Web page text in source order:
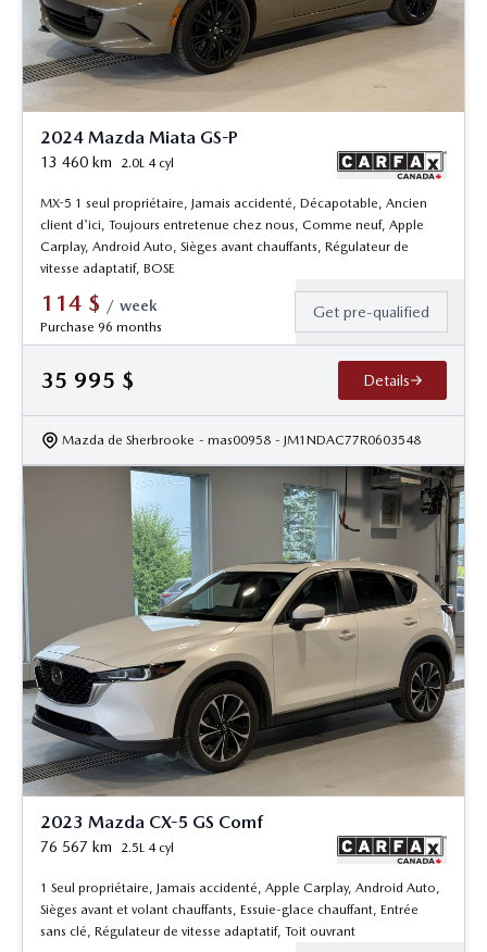
2024 Mazda Miata GS-P
13 460 km 2.0L 4 cyl
MX-5 1 seul propriétaire, Jamais accidenté, Décapotable, Ancien
client d'ici, Toujours entretenue chez nous, Comme neuf, Apple
Carplay, Android Auto, Sièges avant chauffants, Régulateur de
vitesse adaptatif, BOSE
114 $ / week
Purchase 96 months
Get pre-qualified
35 995 $ Details
Mazda de Sherbrooke - mas00958 - JM1NDAC77R0603548
2023 Mazda CX-5 GS Comf
76 567 km 2.5L 4 cyl
1 Seul propriétaire, Jamais accidenté, Apple Carplay, Android Auto,
Sièges avant et volant chauffants, Essuie-glace chauffant, Entrée
sans clé, Régulateur de vitesse adaptatif, Toit ouvrant